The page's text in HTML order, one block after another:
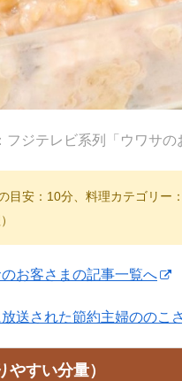
フジテレビ系列「ウワサの
目安：10分、料理カテゴリー
お客さまの記事一覧へ
放送された節約主婦ののこ
やすい分量）